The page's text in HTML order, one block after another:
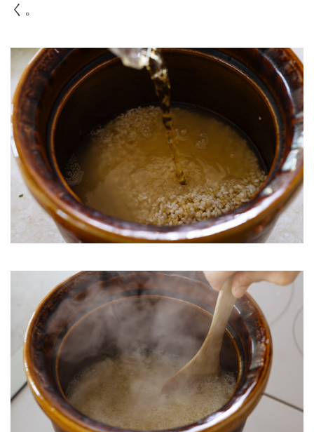
く。